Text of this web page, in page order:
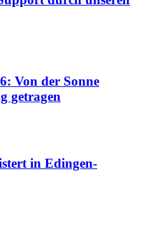
Von der Sonne
getragen
in Edingen-